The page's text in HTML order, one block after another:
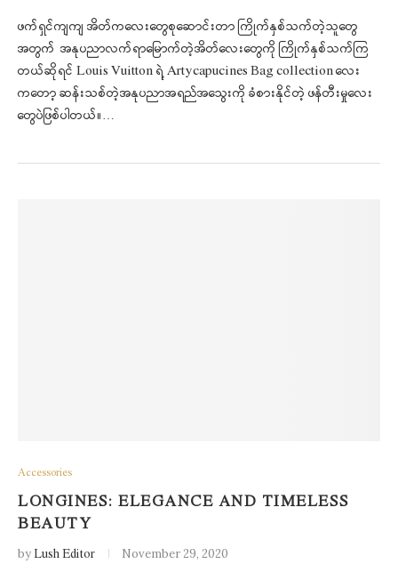
ဖက်ရှင်ကျကျ အိတ်ကလေးတွေစုဆောင်းတာ ကြိုက်နှစ်သက်တဲ့သူတွေ
အတွက် အနုပညာလက်ရာမြောက်တဲ့အိတ်လေးတွေကို ကြိုက်နှစ်သက်ကြ
တယ်ဆိုရင် Louis Vuitton ရဲ့ Artycapucines Bag collection လေး
ကတော့ ဆန်းသစ်တဲ့အနုပညာအရည်အသွေးကို ခံစားနိုင်တဲ့ ဖန်တီးမှုလေး
တွေပဲဖြစ်ပါတယ်။…
Accessories
LONGINES: ELEGANCE AND TIMELESS
BEAUTY
byLush Editor November 29, 2020